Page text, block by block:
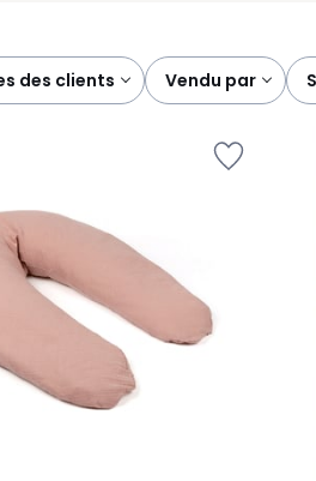
des clients vendu par